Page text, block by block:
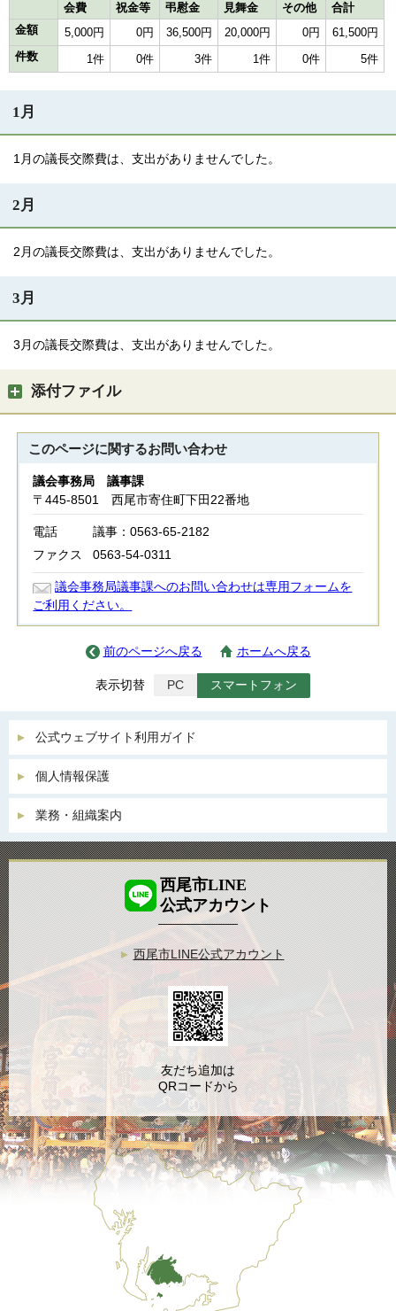
会費 祝金等 弔慰金 見舞金 その他
合計
金額
5,000円 0円 36,500円 20,000円 0円
61,500円
件数
1件 0件 3件 1件 0件 5件
1月
1月の議長交際費は、支出がありませんでした。
2月
2月の議長交際費は、支出がありませんでした。
3月
3月の議長交際費は、支出がありませんでした。
添付ファイル
このページに関するお問い合わせ
議会事務局 議事課
〒445-8501 西尾市寄住町下田22番地
電話
議事：0563-65-2182
ファクス
0563-54-0311
議会事務局議事課へのお問い合わせは専用フォームを
ご利用ください。
前のページへ戻る ホームへ戻る
表示切替 PC スマートフォン
公式ウェブサイト利用ガイド
個人情報保護
業務・組織案内
西尾市LINE
公式アカウント
西尾市LINE公式アカウント
友だち追加は
QRコードから